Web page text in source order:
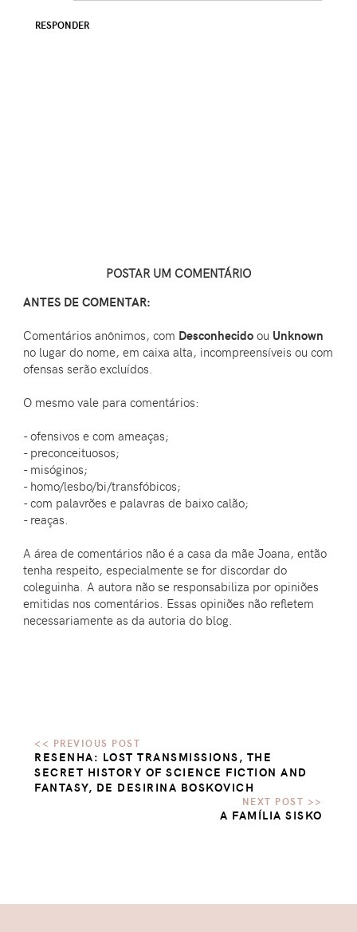
RESPONDER
POSTAR UM COMENTÁRIO
ANTES DE COMENTAR:
Comentários anônimos, com Desconhecido ou Unknown
no lugar do nome, em caixa alta, incompreensíveis ou com
ofensas serão excluídos.
O mesmo vale para comentários:
- ofensivos e com ameaças;
- preconceituosos;
- misóginos;
- homo/lesbo/bi/transfóbicos;
- com palavrões e palavras de baixo calão;
- reaças.
A área de comentários não é a casa da mãe Joana, então
tenha respeito, especialmente se for discordar do
coleguinha. A autora não se responsabiliza por opiniões
emitidas nos comentários. Essas opiniões não refletem
necessariamente as da autoria do blog.
RESENHA: LOST TRANSMISSIONS, THE
SECRET HISTORY OF SCIENCE FICTION AND
FANTASY, DE DESIRINA BOSKOVICH
A FAMÍLIA SISKO